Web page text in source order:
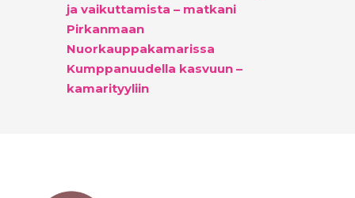
ja vaikuttamista – matkani
Pirkanmaan
Nuorkauppakamarissa
Kumppanuudella kasvuun –
kamarityyliin